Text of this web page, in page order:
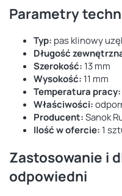
Parametry
Typ: pas klinowy
Długość
Szerokość: 13 mm
Wysokość: 11 mm
Temperatura pracy:
Właściwości:
Producent:Sanok
Ilość w ofercie: 1
Zastosowanie i
odpowiedni